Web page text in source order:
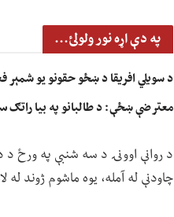
په دې اړه نور ولولئ...
د سویلي افریقا د ښځو حقونو یو شمېر
معترضې ښځې: د طالبانو په بیا راتګ
د روانې اوونۍ د سه شنبې په ورځ د
چاودنې له آمله، یوه ماشوم ژوند